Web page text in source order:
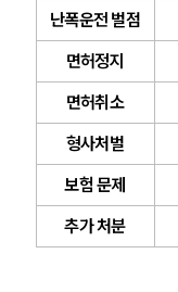
난폭운전 벌점
면허정지
면허취소
형사처벌
보험 문제
추가 처분